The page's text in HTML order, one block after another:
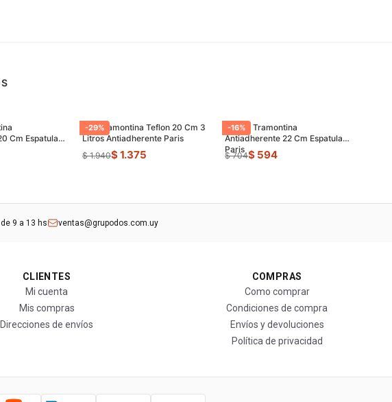
Cm Espatula
-29%
Olla Tramontina Teflon 20 Cm 3
Litros Antiadherente Paris
$ 1.940$ 1.375
-16%
Sarten Tramontina
Antiadherente 22 Cm Espatula
Paris
$ 704$ 594
9 a 13 hs ventas@grupodos.com.uy
CLIENTES
Mi cuenta
Mis compras
Direcciones de envíos
COMPRAS
Como comprar
Condiciones de compra
Envíos y devoluciones
Política de privacidad